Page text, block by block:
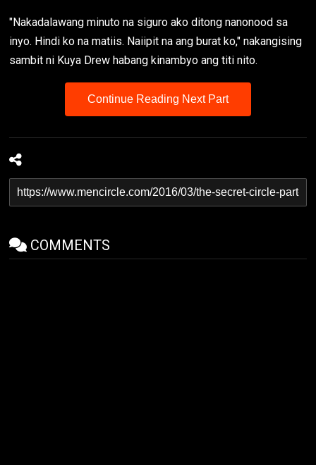
"Nakadalawang minuto na siguro ako ditong nanonood sa
inyo. Hindi ko na matiis. Naiipit na ang burat ko," nakangising
sambit ni Kuya Drew habang kinambyo ang titi nito.
Continue Reading Next Part
COMMENTS